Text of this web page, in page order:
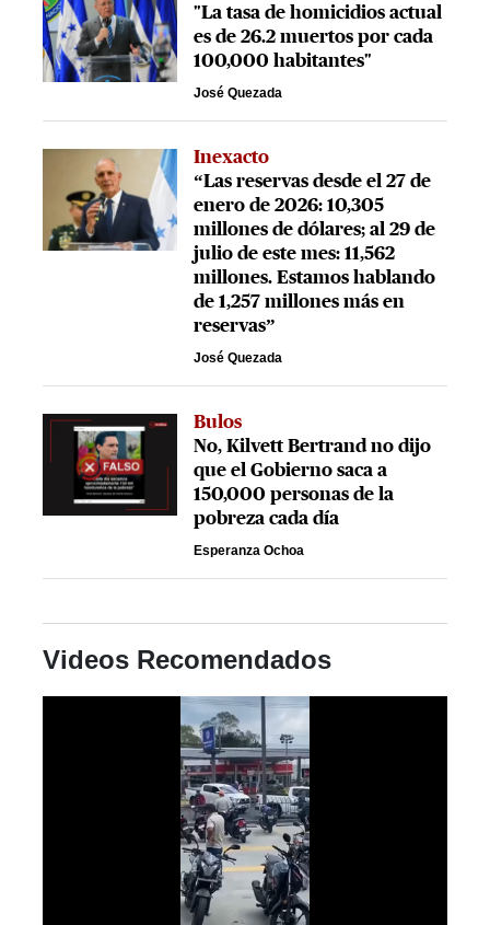
"La tasa de homicidios actual
es de 26.2 muertos por cada
100,000 habitantes"
José Quezada
Inexacto
“Las reservas desde el 27 de
enero de 2026: 10,305
millones de dólares; al 29 de
julio de este mes: 11,562
millones. Estamos hablando
de 1,257 millones más en
reservas”
José Quezada
Bulos
No, Kilvett Bertrand no dijo
que el Gobierno saca a
150,000 personas de la
pobreza cada día
Esperanza Ochoa
Videos Recomendados